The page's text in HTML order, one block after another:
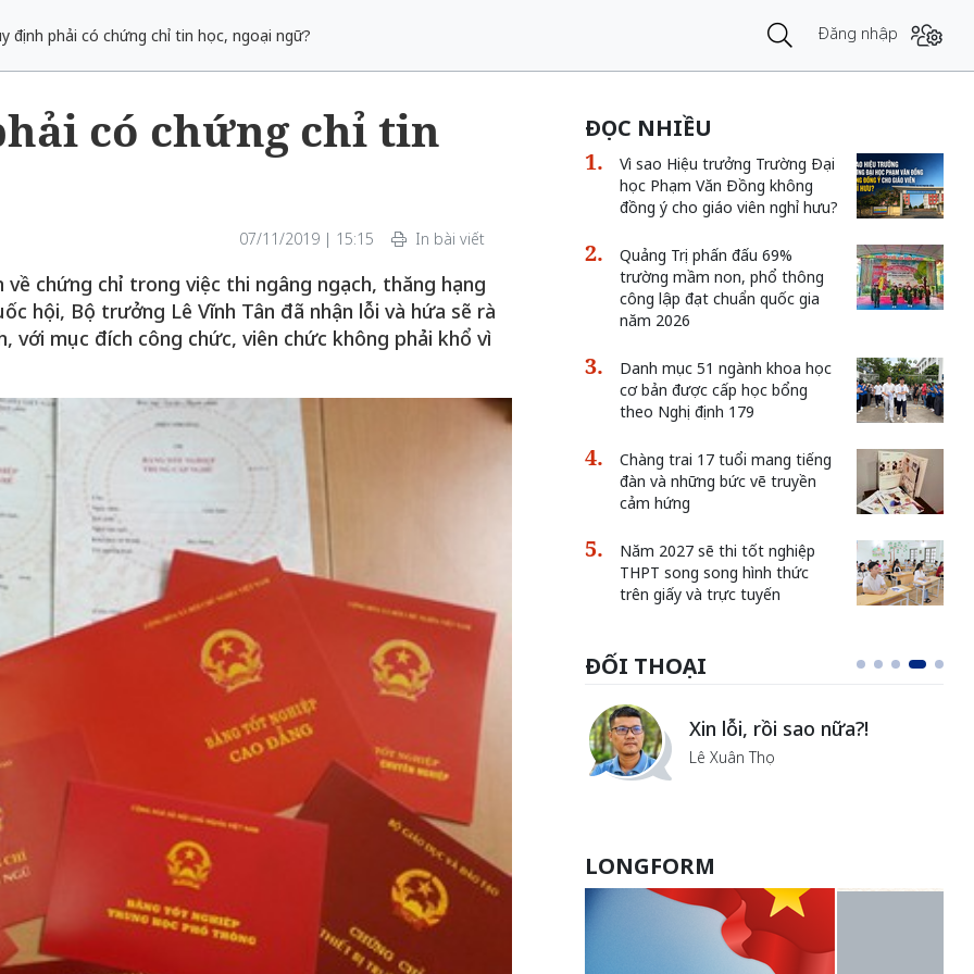
định phải có chứng chỉ tin học, ngoại ngữ? Đăng nhập
có chứng chỉ tin
07/11/2019 | 15:15 In bài viết
chứng chỉ trong việc thi ngâng ngạch, thăng hạng
hội, Bộ trưởng Lê Vĩnh Tân đã nhận lỗi và hứa sẽ rà
mục đích công chức, viên chức không phải khổ vì
ĐỌC NHIỀU
Vì sao Hiệu trưởng Trường Đại
học Phạm Văn Đồng không
đồng ý cho giáo viên nghỉ hưu?
Quảng Trị phấn đấu 69%
trường mầm non, phổ thông
công lập đạt chuẩn quốc gia
năm 2026
Danh mục 51 ngành khoa học
cơ bản được cấp học bổng
theo Nghị định 179
Chàng trai 17 tuổi mang tiếng
đàn và những bức vẽ truyền
cảm hứng
Năm 2027 sẽ thi tốt nghiệp
THPT song song hình thức
trên giấy và trực tuyến
ĐỐI THOẠI
ngôi
của Hà
Xin lỗi, rồi sao nữa?!
Lê Xuân Thọ
Vẻ đẹp của khoa học nhân
văn
Lưu Nguyệt Linh
LONGFORM